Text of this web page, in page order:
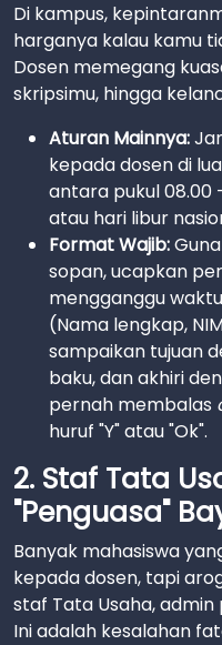
Di kampus,
harganya kalau kamu
Dosen memegang
skripsimu, hingga
Aturan Mainnya:
kepada dosen di
antara pukul 08.00
atau hari libur
Format Wajib:
sopan, ucapkan
mengganggu
(Nama lengkap,
sampaikan tujuan
baku, dan akhiri
pernah membalas
huruf "Y" atau "Ok".
2. Staf Tata
"Penguasa"
Banyak mahasiswa
kepada dosen, tapi
staf Tata Usaha,
Ini adalah kesalahan